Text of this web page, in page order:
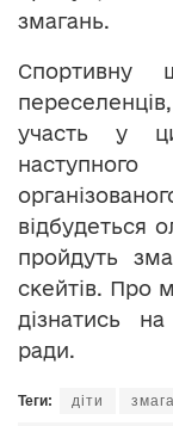
змагань.
Спортивну
участь у
відбудеться
пройдуть
скейтів. Про
дізнатись на
ради.
Теги: діти